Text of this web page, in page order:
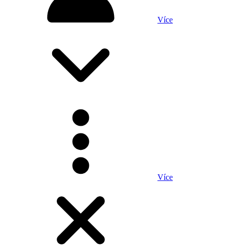
Více
Více